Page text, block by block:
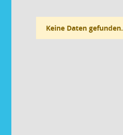
Keine Daten gefunden.